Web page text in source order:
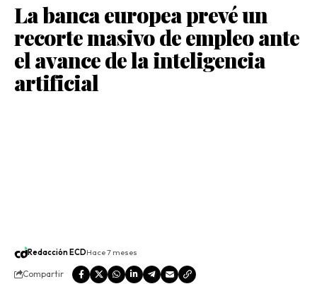
La banca europea prevé un
recorte masivo de empleo ante
el avance de la inteligencia
artificial
Redacción ECDHace 7 meses
Compartir